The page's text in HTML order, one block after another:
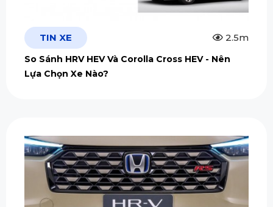
TIN XE 2.5m
So Sánh HRV HEV Và Corolla Cross HEV - Nên
Lựa Chọn Xe Nào?